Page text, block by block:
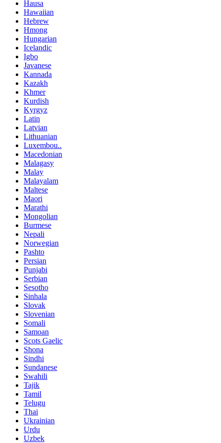
Hausa
Hawaiian
Hebrew
Hmong
Hungarian
Icelandic
Igbo
Javanese
Kannada
Kazakh
Khmer
Kurdish
Kyrgyz
Latin
Latvian
Lithuanian
Luxembou..
Macedonian
Malagasy
Malay
Malayalam
Maltese
Maori
Marathi
Mongolian
Burmese
Nepali
Norwegian
Pashto
Persian
Punjabi
Serbian
Sesotho
Sinhala
Slovak
Slovenian
Somali
Samoan
Scots Gaelic
Shona
Sindhi
Sundanese
Swahili
Tajik
Tamil
Telugu
Thai
Ukrainian
Urdu
Uzbek